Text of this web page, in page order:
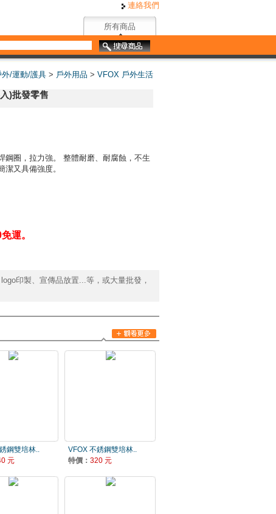
連絡我們
所有商品
外/運動/護具 > 戶外用品 > VFOX 戶外生活
)批發零售
鋼圈，拉力強。 整體耐磨、耐腐蝕，不生
又具備強度。
運。
印製、宣傳品放置...等，或大量批發，
鋼雙培林..
元
VFOX 不銹鋼雙培林..
特價： 320 元